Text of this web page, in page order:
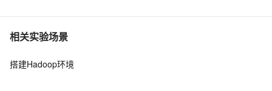
相关实验场景
搭建Hadoop环境